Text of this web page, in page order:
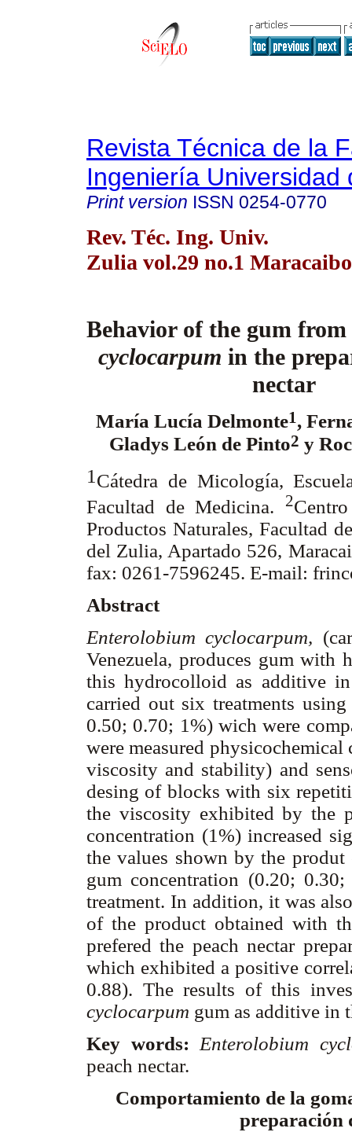
Revista Técnica de la
Ingeniería Universidad
Print version ISSN 0254-0770
Rev. Téc. Ing. Univ.
Zulia vol.29 no.1
Behavior of the gum from
cyclocarpum in the
nectar
María Lucía Delmonte1 ,
Gladys León de Pinto2 y
1 Cátedra de Micología,
Facultad de Medicina.
2
Productos Naturales, Facultad
del Zulia, Apartado 526,
fax: 0261-7596245. E-mail:
Abstract
Enterolobium cyclocarpum,
Venezuela, produces gum
this hydrocolloid as additive
carried out six treatments
0.50; 0.70; 1%) wich were
were measured
viscosity and stability) and
desing of blocks with six
the viscosity exhibited by the
concentration (1%) increased
the values shown by the
gum concentration (0.20;
treatment. In addition, it was
of the product obtained with
prefered the peach nectar
which exhibited a positive
0.88). The results of this
cyclocarpum gum as additive in
Key words: Enterolobium
peach nectar.
Comportamiento de la
preparación